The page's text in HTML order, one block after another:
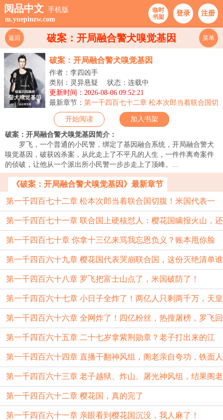
阅品中文 手机版
m.yuepinzw.com
临时
书架
登录 注册
破案：开局融合警犬嗅觉基因
返回 菜单
破案：开局融合警犬嗅觉基因
作者：李四凶手
类别：灵异悬疑
状态：连载中
更新时间：2026-08-06 09:52:21
最新章节： 第一千四百七十二章 松本次郎当着联合国切
腹！米国代表一句“累赘”直接送
开始阅读
加入书架
破案：开局融合警犬嗅觉基因简介：
罗飞，一个普通的小民警，绑定了基因融合系统，开局融合警犬
嗅觉基因，破获凶杀案，从此走上了不平凡的人生，一件件离奇案件
的侦破，让他从一个派出所小民警一步步走上了顶峰。...
《破案：开局融合警犬嗅觉基因》最新章节
第一千四百七十二章 松本次郎当着联合国切腹！米国代表一
句“累赘”直接送
第一千四百七十一章 联合国上硬核怼人：樱花国瞒报火山，还
想偷换我家？
第一千四百七十章 你拿十三亿来骂我忘恩负义？账本甩你脸
上第一千四百六十九章 樱花国代表哭崩联合国，这份灭绝清单谁
敢接？
第一千四百六十八章 罗飞把富士山点了，米国破防了！
第一千四百六十七章 小日子全炸了！两亿人只剩两千万，天皇
却带着黄金跑了
第一千四百六十六章 全网炸了！四亿粉丝，热搜屠榜，罗飞回
国直接封神！
第一千四百六十五章 二十七岁拿紫荆勋章？老子打出来的江
山，谁不服站出来
第一千四百六十四章 直播干翻神风组，阁老亲自夸功，铁面人
从我们眼皮底下
第一千四百六十三章 老子越狱、炸山、屠光神风组，结果阁老
亲自来门口接我
第一千四百六十二章 樱花国，真的完了
第一千四百六十一章 亲眼看到樱花国沉没，我人麻了！